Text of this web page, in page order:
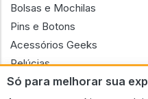
Só para melhorar sua
Bolsas e Mochilas
Pins e Botons
Acessórios Geeks
Pelúcias
Bonecas